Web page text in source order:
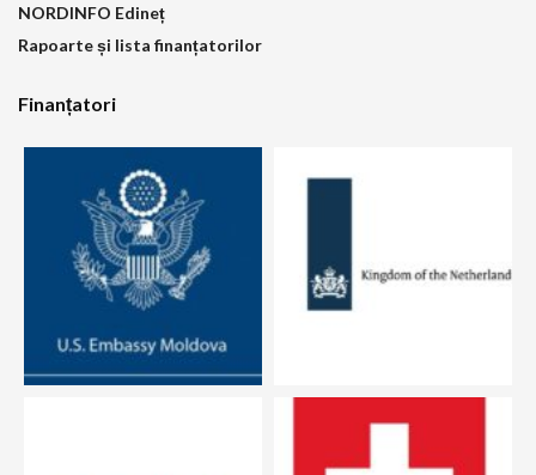
NORDINFO Edineț
Rapoarte și lista finanțatorilor
Finanțatori